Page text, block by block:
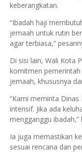
keberangkatan.
“Ibadah haji
jemaah untuk rutin
agar terbiasa,”
Di sisi lain, Wali Kota
komitmen
jemaah, khususnya
“Kami meminta
intensif. Jika ada
mengganggu ibadah,”
Ia juga memastikan
sesuai rencana dan